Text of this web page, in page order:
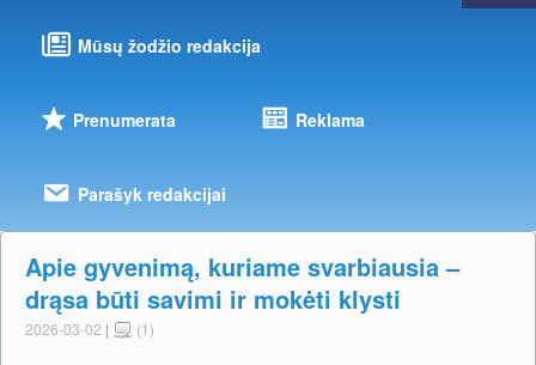
Mūsų žodžio redakcija
Prenumerata Reklama
Parašyk redakcijai
Apie gyvenimą, kuriame svarbiausia –
drąsa būti savimi ir mokėti klysti
2026-03-02 | (1)